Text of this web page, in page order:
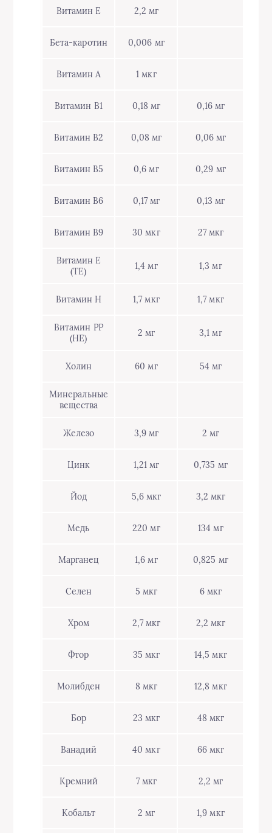
Витамин Е 2,2 мг
Бета-каротин 0,006 мг
Витамин А 1 мкг
Витамин В1 0,18 мг 0,16 мг
Витамин В2 0,08 мг 0,06 мг
Витамин В5 0,6 мг 0,29 мг
Витамин В6 0,17 мг 0,13 мг
Витамин В9 30 мкг 27 мкг
Витамин Е
(ТЕ)
1,4 мг 1,3 мг
Витамин Н 1,7 мкг 1,7 мкг
Витамин РР
(НЕ)
2 мг 3,1 мг
Холин 60 мг 54 мг
Минеральные
вещества
Железо 3,9 мг 2 мг
Цинк 1,21 мг 0,735 мг
Йод 5,6 мкг 3,2 мкг
Медь 220 мг 134 мг
Марганец 1,6 мг 0,825 мг
Селен 5 мкг 6 мкг
Хром 2,7 мкг 2,2 мкг
Фтор 35 мкг 14,5 мкг
Молибден 8 мкг 12,8 мкг
Бор 23 мкг 48 мкг
Ванадий 40 мкг 66 мкг
Кремний 7 мкг 2,2 мг
Кобальт 2 мг 1,9 мкг